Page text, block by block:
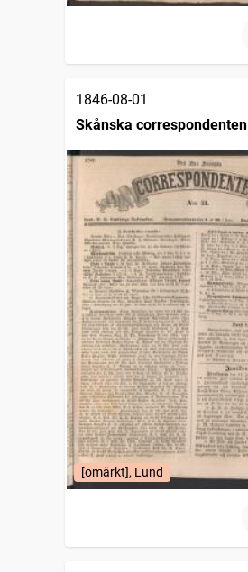
1846-08-01
Skånska correspondenten
[omärkt], Lund